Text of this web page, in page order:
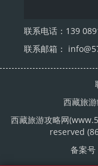
联系电话：139
联系邮箱：
西藏旅
西藏旅游攻略网
reserved
备案号